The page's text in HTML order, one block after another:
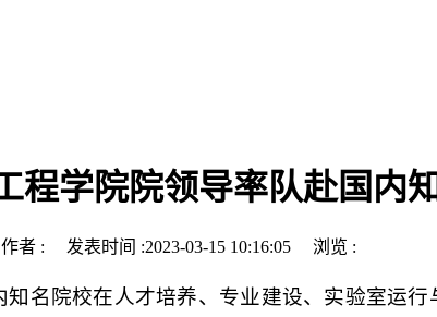
学院院领导率队赴国内
者 : 发表时间 :2023-03-15 10:16:05 浏览 :
名院校在人才培养、专业建设、实验室运